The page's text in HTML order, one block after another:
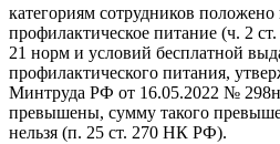
категориям сотрудников положено
профилактическое питание (ч. 2
21 норм и условий бесплатной
профилактического питания,
Минтруда РФ от 16.05.2022 №
превышены, сумму такого
нельзя (п. 25 ст. 270 НК РФ).